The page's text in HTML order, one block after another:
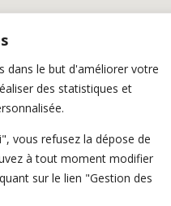
dans le but d'améliorer votre
des statistiques et
vous refusez la dépose de
à tout moment modifier
sur le lien "Gestion des